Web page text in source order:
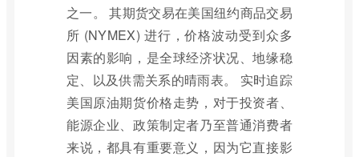
之一。 其期货交易在美国纽约商品交易
所 (NYMEX) 进行，价格波动受到众多
因素的影响，是全球经济状况、地缘稳
定、以及供需关系的晴雨表。 实时追踪
美国原油期货价格走势，对于投资者、
能源企业、政策制定者乃至普通消费者
来说，都具有重要意义，因为它直接影